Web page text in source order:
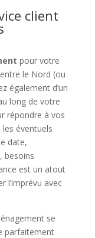
client
pour votre
entre le Nord (ou
également d’un
long de votre
répondre à vos
éventuels
date,
besoins
est un atout
l’imprévu avec
se
parfaitement